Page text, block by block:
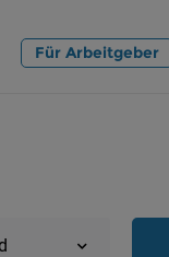
Für Arbeitgeber